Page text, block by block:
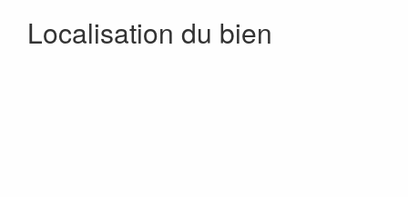
Localisation du bien